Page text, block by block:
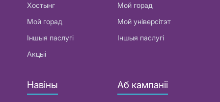
Хостынг
Мой горад
Іншыя паслугі
Акцыі
Мой горад
Мой універсітэт
Іншыя паслугі
Навіны Аб кампаніі